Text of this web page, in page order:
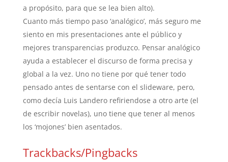
a propósito, para que se lea bien alto).
Cuanto más tiempo paso ‘analógico’, más seguro me
siento en mis presentaciones ante el público y
mejores transparencias produzco. Pensar analógico
ayuda a establecer el discurso de forma precisa y
global a la vez. Uno no tiene por qué tener todo
pensado antes de sentarse con el slideware, pero,
como decía Luis Landero refiriendose a otro arte (el
de escribir novelas), uno tiene que tener al menos
los ‘mojones’ bien asentados.
Trackbacks/Pingbacks